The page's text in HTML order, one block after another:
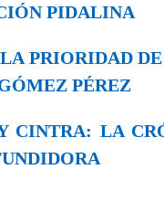
PIDALINA
PRIORIDAD
PÉREZ
CINTRA: LA